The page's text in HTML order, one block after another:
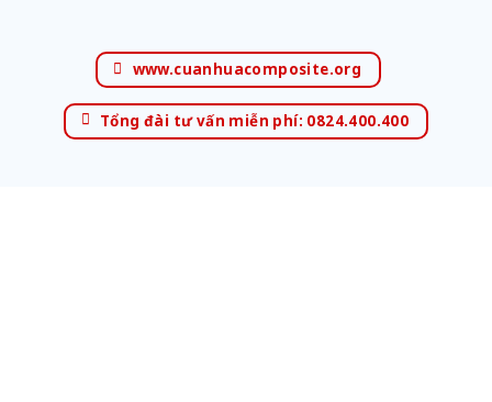
www.cuanhuacomposite.org
Tổng đài tư vấn miễn phí: 0824.400.400